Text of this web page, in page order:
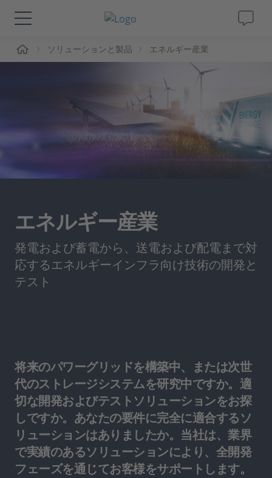
ソリューションと製品
採用情報
ソリューションと製品 エネルギー産業
エネルギー産業
発電および蓄電から、送電および配電まで対
応するエネルギーインフラ向け技術の開発と
テスト
将来のパワーグリッドを構築中、または次世
代のストレージシステムを研究中ですか。適
切な開発およびテストソリューションをお探
しですか。あなたの要件に完全に適合するソ
リューションはありましたか。当社は、業界
で実績のあるソリューションにより、全開発
フェーズを通じてお客様をサポートします。